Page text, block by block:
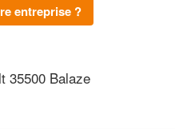
entreprise ?
35500 Balaze